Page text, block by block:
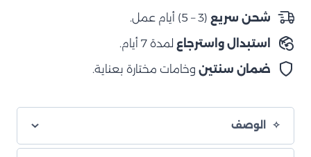
شحن سريع (3 – 5) أيام عمل.
استبدال واسترجاع لمدة 7 أيام.
ضمان سنتين وخامات مختارة بعناية.
الوصف